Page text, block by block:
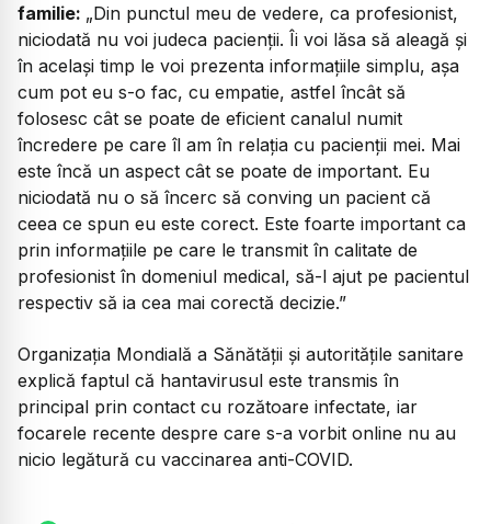
familie: „Din punctul meu de vedere, ca profesionist,
niciodată nu voi judeca pacienții. Îi voi lăsa să aleagă și
în același timp le voi prezenta informațiile simplu, așa
cum pot eu s-o fac, cu empatie, astfel încât să
folosesc cât se poate de eficient canalul numit
încredere pe care îl am în relația cu pacienții mei. Mai
este încă un aspect cât se poate de important. Eu
niciodată nu o să încerc să conving un pacient că
ceea ce spun eu este corect. Este foarte important ca
prin informațiile pe care le transmit în calitate de
profesionist în domeniul medical, să-l ajut pe pacientul
respectiv să ia cea mai corectă decizie.”
Organizația Mondială a Sănătății și autoritățile sanitare
explică faptul că hantavirusul este transmis în
principal prin contact cu rozătoare infectate, iar
focarele recente despre care s-a vorbit online nu au
nicio legătură cu vaccinarea anti-COVID.